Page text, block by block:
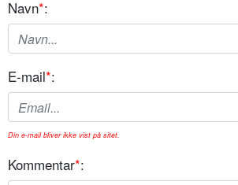
Navn*:
E-mail*:
Din e-mail bliver ikke vist på sitet.
Kommentar*: